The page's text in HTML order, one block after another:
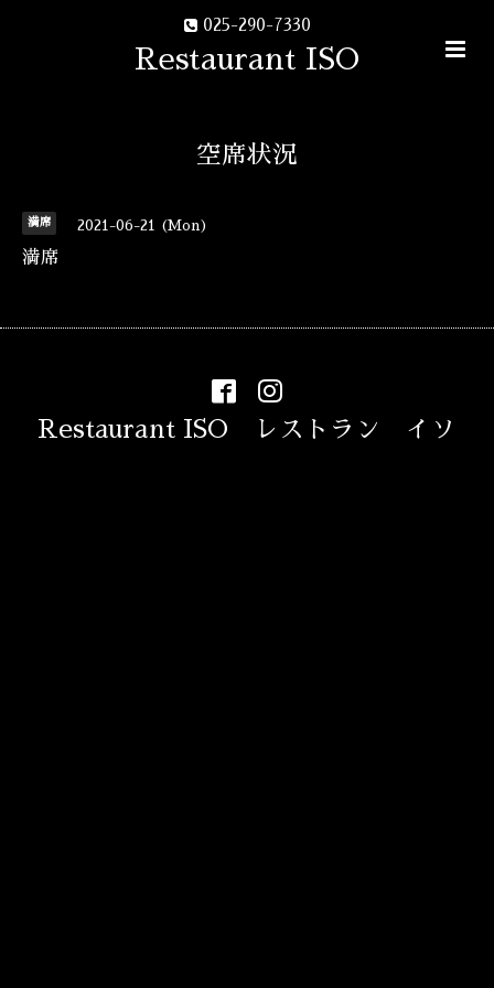
025-290-7330
Restaurant ISO
空席状況
満席 2021-06-21 (Mon)
満席
Restaurant ISO レストラン イソ